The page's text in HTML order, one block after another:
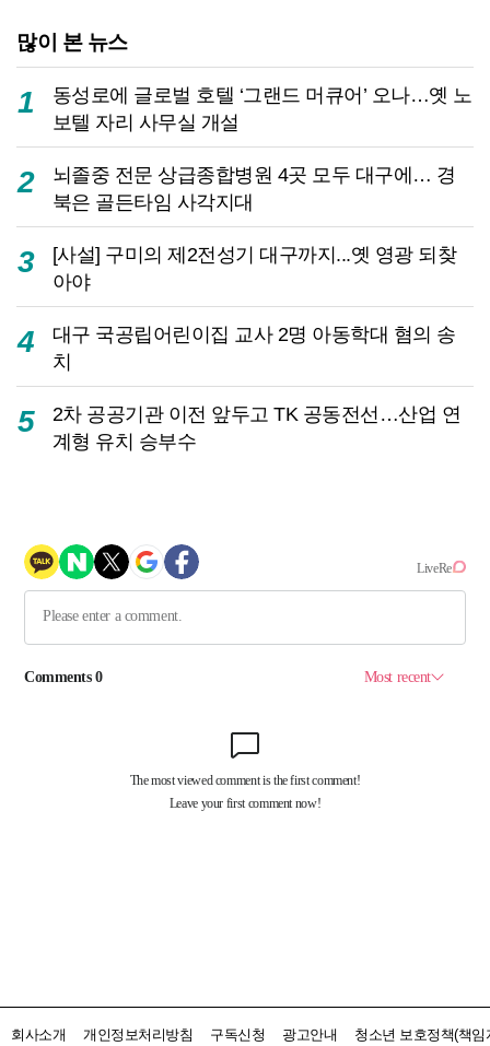
많이 본 뉴스
1
동성로에 글로벌 호텔 ‘그랜드 머큐어’ 오나…옛 노
보텔 자리 사무실 개설
2
뇌졸중 전문 상급종합병원 4곳 모두 대구에… 경
북은 골든타임 사각지대
3
[사설] 구미의 제2전성기 대구까지...옛 영광 되찾
아야
4
대구 국공립어린이집 교사 2명 아동학대 혐의 송
치
5
2차 공공기관 이전 앞두고 TK 공동전선…산업 연
계형 유치 승부수
회사소개 개인정보처리방침 구독신청 광고안내 청소년 보호정책(책임